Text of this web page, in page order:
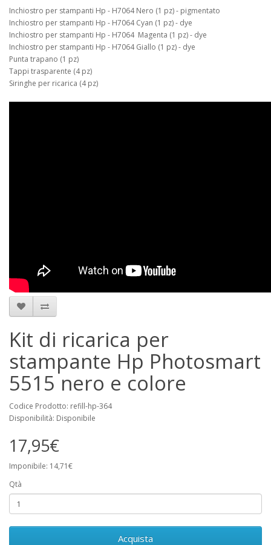
Inchiostro per stampanti Hp - H7064 Nero (1 pz) - pigmentato
Inchiostro per stampanti Hp - H7064 Cyan (1 pz) - dye
Inchiostro per stampanti Hp - H7064 Magenta (1 pz) - dye
Inchiostro per stampanti Hp - H7064 Giallo (1 pz) - dye
Punta trapano (1 pz)
Tappi trasparente (4 pz)
Siringhe per ricarica (4 pz)
Kit di ricarica per
stampante Hp Photosmart
5515 nero e colore
Codice Prodotto: refill-hp-364
Disponibilità: Disponibile
17,95€
Imponibile: 14,71€
Qtà
Acquista